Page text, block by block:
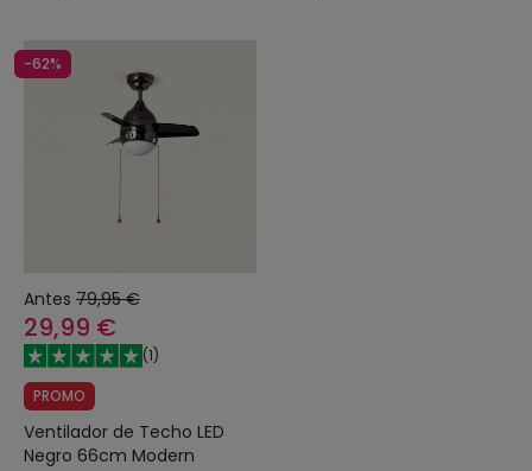
-62%
Antes 79,95 €
29,99 €
(1)
PROMO
Ventilador de Techo LED
Negro 66cm Modern